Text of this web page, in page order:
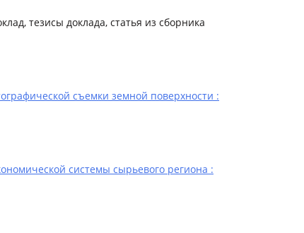
тезисы доклада, статья из сборника
съемки земной поверхности :
системы сырьевого региона :